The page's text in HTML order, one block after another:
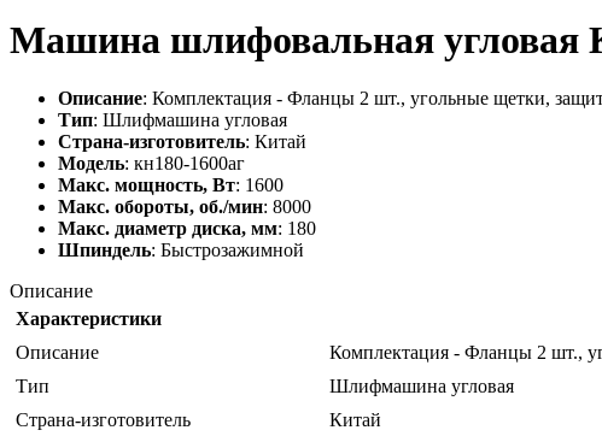
Машина шлифовальная угловая
Описание: Комплектация - Фланцы 2 шт., угольные щетки,
Тип: Шлифмашина угловая
Страна-изготовитель: Китай
Модель: кн180-1600аг
Макс. мощность, Вт: 1600
Макс. обороты, об./мин: 8000
Макс. диаметр диска, мм: 180
Шпиндель: Быстрозажимной
Описание
Характеристики
Описание
Комплектация - Фланцы 2 шт.,
Тип
Шлифмашина угловая
Страна-изготовитель
Китай